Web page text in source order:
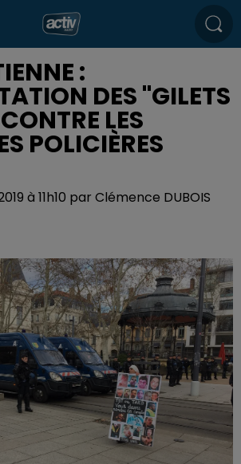
:
DES "GILETS
LES
POLICIÈRES
à 11h10 par Clémence DUBOIS